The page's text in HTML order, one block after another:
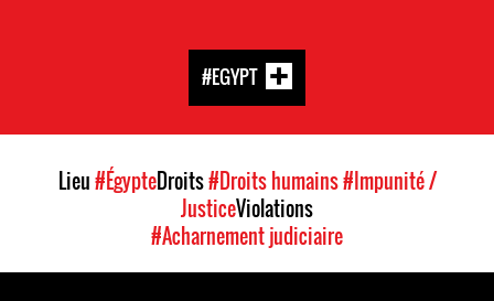
#EGYPT
Lieu#ÉgypteDroits#Droits humains#Impunité /
JusticeViolations
#Acharnement judiciaire